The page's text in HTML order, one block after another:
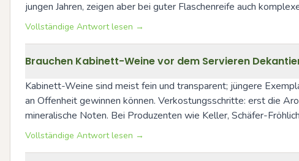
jungen Jahren, zeigen aber bei guter Flaschenreife auch
Vollständige Antwort lesen →
Brauchen Kabinett-Weine vor dem Servieren
Kabinett-Weine sind meist fein und transparent; jüngere
an Offenheit gewinnen können. Verkostungsschritte: erst die
mineralische Noten. Bei Produzenten wie Keller, Schäfer-
Vollständige Antwort lesen →